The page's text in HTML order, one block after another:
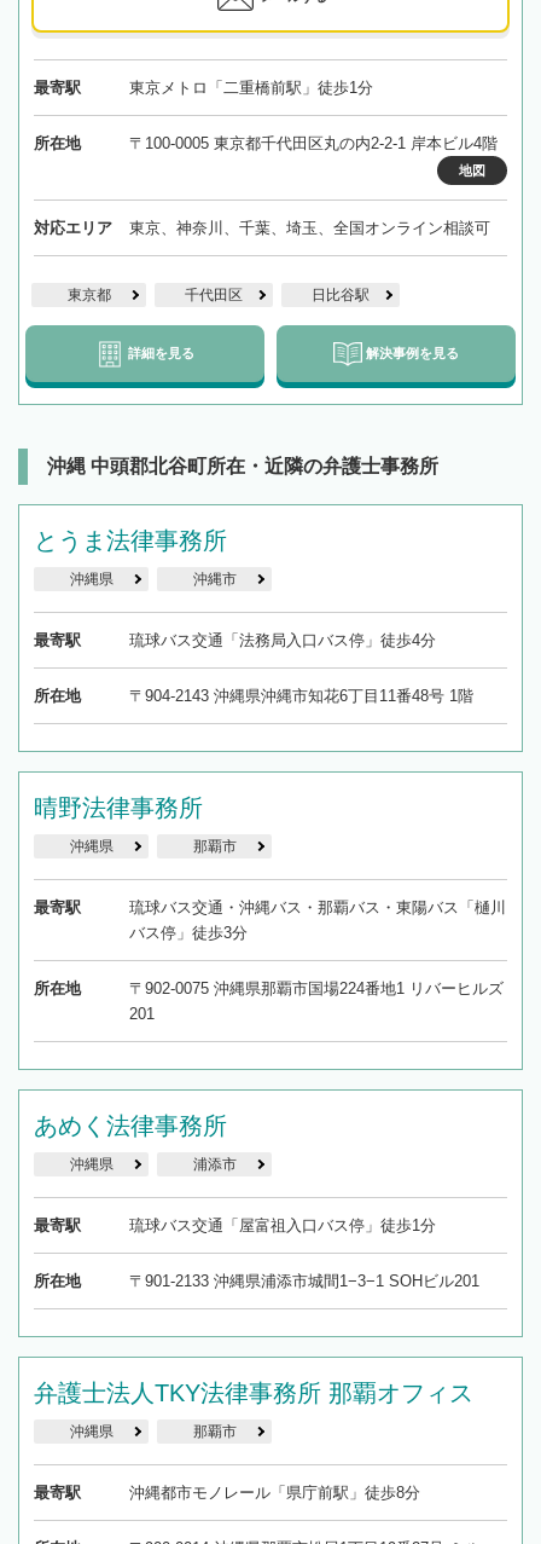
最寄駅 東京メトロ「二重橋前駅」徒歩1分
所在地 〒100-0005 東京都千代田区丸の内2-2-1 岸本ビル4階
地図
対応エリア 東京、神奈川、千葉、埼玉、全国オンライン相談可
東京都 千代田区 日比谷駅
詳細を見る 解決事例を見る
沖縄 中頭郡北谷町所在・近隣の弁護士事務所
とうま法律事務所
沖縄県 沖縄市
最寄駅 琉球バス交通「法務局入口バス停」徒歩4分
所在地 〒904-2143 沖縄県沖縄市知花6丁目11番48号 1階
晴野法律事務所
沖縄県 那覇市
最寄駅
琉球バス交通・沖縄バス・那覇バス・東陽バス「樋川
バス停」徒歩3分
所在地
〒902-0075 沖縄県那覇市国場224番地1 リバーヒルズ
201
あめく法律事務所
沖縄県 浦添市
最寄駅 琉球バス交通「屋富祖入口バス停」徒歩1分
所在地 〒901-2133 沖縄県浦添市城間1−3−1 SOHビル201
弁護士法人TKY法律事務所 那覇オフィス
沖縄県 那覇市
最寄駅 沖縄都市モノレール「県庁前駅」徒歩8分